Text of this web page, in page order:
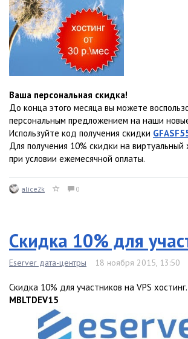
Ваша персональная скидка!
До конца этого месяца вы можете
персональным предложением на наши новые
Используйте код получения скидки
Для получения 10% скидки на виртуальный
при условии ежемесячной оплаты.
alice2k 0
Скидка 10% для
Eserver дата-центры 18 ноября 2015, 13:50
Скидка 10% для участников на VPS
MBLTDEV15